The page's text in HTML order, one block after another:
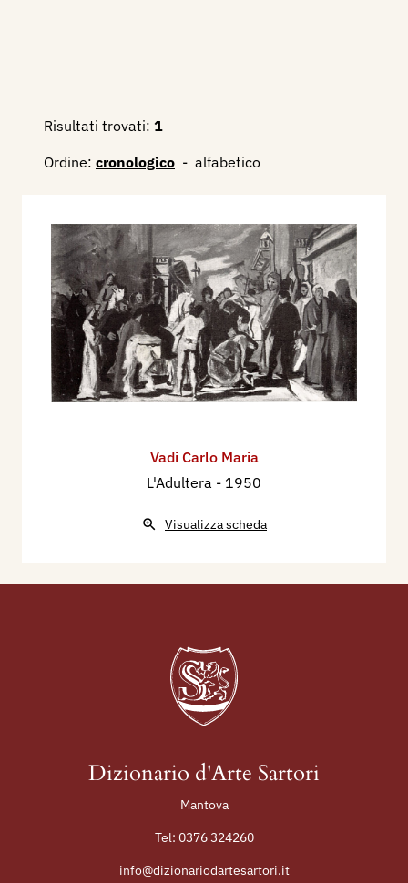
Risultati trovati: 1
Ordine: cronologico - alfabetico
Vadi Carlo Maria
L'Adultera - 1950
Visualizza scheda
Dizionario d'Arte Sartori
Mantova
Tel: 0376 324260
info@dizionariodartesartori.it